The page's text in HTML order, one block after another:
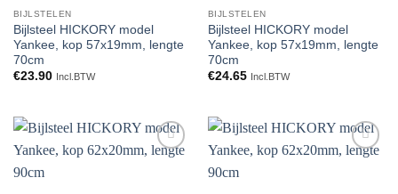
BIJLSTELEN
Bijlsteel HICKORY model
Yankee, kop 57x19mm, lengte
70cm
€23.90 Incl.BTW
BIJLSTELEN
Bijlsteel HICKORY model
Yankee, kop 57x19mm, lengte
70cm
€24.65 Incl.BTW